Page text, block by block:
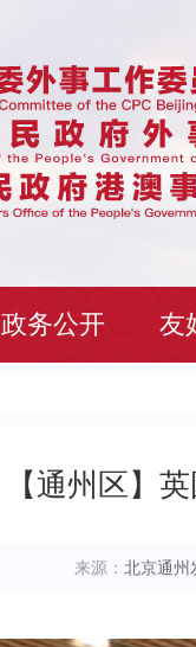
政务公开 友
【通州区】
来源： 北京通州